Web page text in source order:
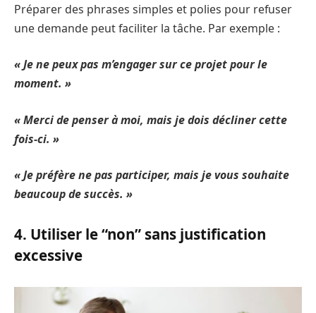
Préparer des phrases simples et polies pour refuser
une demande peut faciliter la tâche. Par exemple :
« Je ne peux pas m’engager sur ce projet pour le
moment. »
« Merci de penser à moi, mais je dois décliner cette
fois-ci. »
« Je préfère ne pas participer, mais je vous souhaite
beaucoup de succès. »
4. Utiliser le “non” sans justification
excessive